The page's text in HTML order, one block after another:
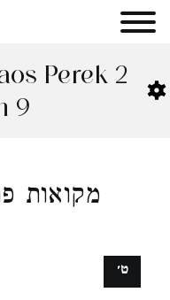
Perek 2
9
מקואות
ט׳